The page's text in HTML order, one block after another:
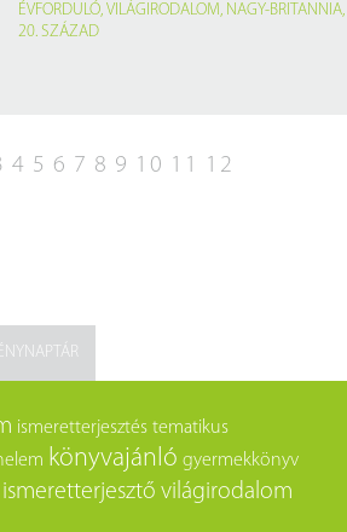
ÉVFORDULÓ, VILÁGIRODALOM, NAGY-BRITANNIA,
20. SZÁZAD
4 5 6 7 8 9 10 11 12
ismeretterjesztés tematikus
könyvajánló gyermekkönyv
ismeretterjesztő világirodalom